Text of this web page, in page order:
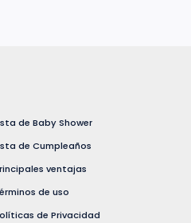
de Baby Shower
de Cumpleaños
ventajas
de uso
de Privacidad